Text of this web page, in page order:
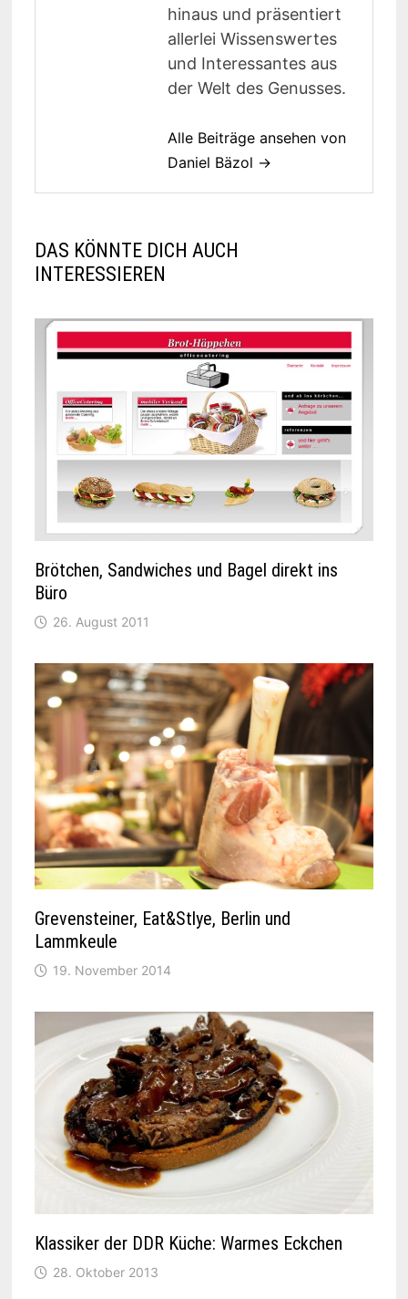
hinaus und präsentiert
allerlei Wissenswertes
und Interessantes aus
der Welt des Genusses.
Alle Beiträge ansehen von
Daniel Bäzol →
DAS KÖNNTE DICH AUCH
INTERESSIEREN
Brötchen, Sandwiches und Bagel direkt ins
Büro
26. August 2011
Grevensteiner, Eat&Stlye, Berlin und
Lammkeule
19. November 2014
Klassiker der DDR Küche: Warmes Eckchen
28. Oktober 2013